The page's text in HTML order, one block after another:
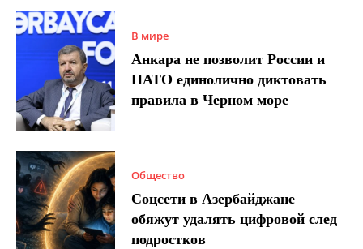
В мире
Анкара не позволит России и
НАТО единолично диктовать
правила в Черном море
Общество
Соцсети в Азербайджане
обяжут удалять цифровой след
подростков